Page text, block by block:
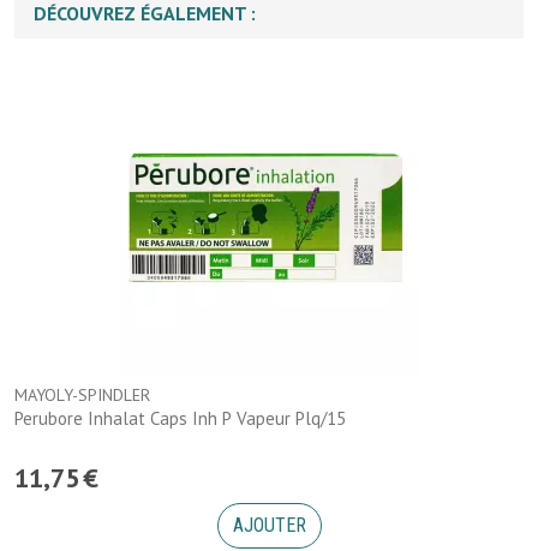
DÉCOUVREZ ÉGALEMENT :
MAYOLY-SPINDLER
Perubore Inhalat Caps Inh P Vapeur Plq/15
11,75€
AJOUTER